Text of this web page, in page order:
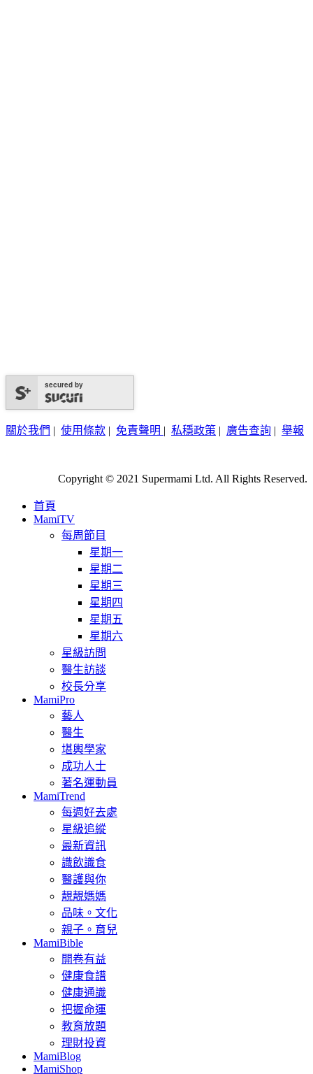
secured by
關於我們 | 使用條款 | 免責聲明 | 私穩政策 | 廣告查詢 | 舉報
Copyright © 2021 Supermami Ltd. All Rights Reserved.
首頁
MamiTV
每周節目
星期一
星期二
星期三
星期四
星期五
星期六
星級訪問
醫生訪談
校長分享
MamiPro
藝人
醫生
堪輿學家
成功人士
著名運動員
MamiTrend
每週好去處
星級追縱
最新資訊
識飲識食
醫護與你
靚靚媽媽
品味。文化
親子。育兒
MamiBible
開卷有益
健康食譜
健康通識
把握命運
教育放題
理財投資
MamiBlog
MamiShop